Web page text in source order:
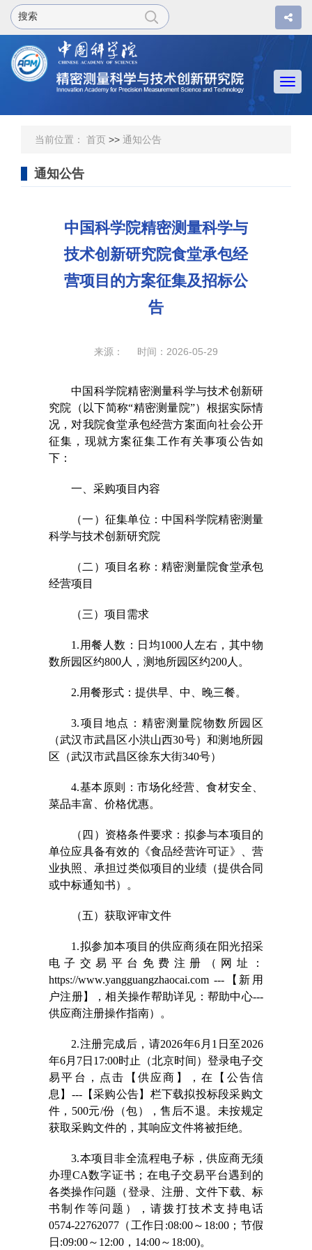
当前位置： 首页 >> 通知公告
通知公告
中国科学院精密测量科学与
技术创新研究院食堂承包经
营项目的方案征集及招标公
告
来源： 时间：2026-05-29
中国科学院精密测量科学与技术创新研
究院（以下简称“精密测量院”）根据实际情
况，对我院食堂承包经营方案面向社会公开
征集，现就方案征集工作有关事项公告如
下：
一、采购项目内容
（一）征集单位：中国科学院精密测量
科学与技术创新研究院
（二）项目名称：精密测量院食堂承包
经营项目
（三）项目需求
1.用餐人数：日均1000人左右，其中物
数所园区约800人，测地所园区约200人。
2.用餐形式：提供早、中、晚三餐。
3.项目地点：精密测量院物数所园区
（武汉市武昌区小洪山西30号）和测地所园
区（武汉市武昌区徐东大街340号）
4.基本原则：市场化经营、食材安全、
菜品丰富、价格优惠。
（四）资格条件要求： 拟参与本项目的
单位应具备有效的《食品经营许可证》、营
业执照、承担过类似项目的业绩（提供合同
或中标通知书）。
（五）获取评审文件
1.拟参加本项目的供应商须在阳光招采
电子交易平台免费注册（网址：
https://www.yangguangzhaocai.com ---【新用
户注册】，相关操作帮助详见：帮助中心---
供应商注册操作指南）。
2.注册完成后，请2026年6月1日至2026
年6月7日17:00时止（北京时间）登录电子交
易平台，点击【供应商】，在【公告信
息】---【采购公告】栏下载拟投标段采购文
件，500元/份（包），售后不退。未按规定
获取采购文件的，其响应文件将被拒绝。
3.本项目非全流程电子标，供应商无须
办理CA数字证书；在电子交易平台遇到的
各类操作问题（登录、注册、文件下载、标
书制作等问题），请拨打技术支持电话
0574-22762077（工作日:08:00～18:00；节假
日:09:00～12:00，14:00～18:00)。